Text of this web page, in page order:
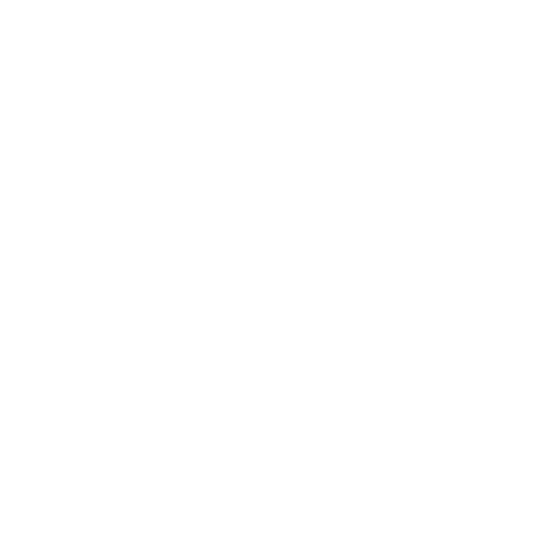
y la confiabilidad de Fire Stove. Ya sea que
libre o un campista ocasional, esta estufa
perfecta de funcionalidad, durabilidad y
libre con Firew Stove a su lado.
versátil, esta estufa redefine las